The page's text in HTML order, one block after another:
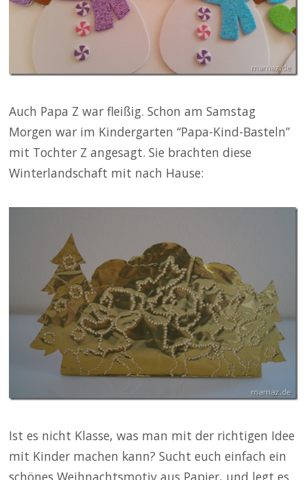
Auch Papa Z war fleißig. Schon am Samstag
Morgen war im Kindergarten “Papa-Kind-Basteln”
mit Tochter Z angesagt. Sie brachten diese
Winterlandschaft mit nach Hause:
Ist es nicht Klasse, was man mit der richtigen Idee
mit Kinder machen kann? Sucht euch einfach ein